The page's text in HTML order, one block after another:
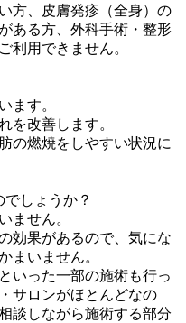
方、皮膚発疹（全身）の
ある方、外科手術・整形
利用できません。
ます。
を改善します。
の燃焼をしやすい状況に
しょうか？
ません。
効果があるので、気にな
まいません。
いった一部の施術も行っ
サロンがほとんどなの
談しながら施術する部分